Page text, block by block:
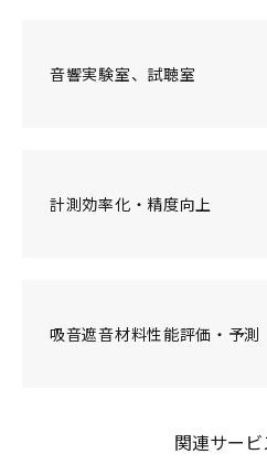
音響実験室、試聴室
計測効率化・精度向上
吸音遮音材料性能評価・予測
関連サー